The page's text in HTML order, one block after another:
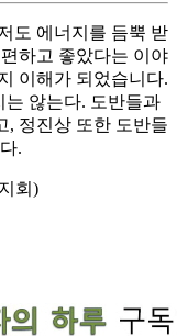
도 에너지를 듬뿍 받
하고 좋았다는 이야
이해가 되었습니다.
는 않는다. 도반들과
, 정진상 또한 도반들
.
회)